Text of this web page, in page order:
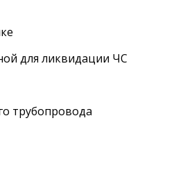
для ликвидации ЧС
трубопровода